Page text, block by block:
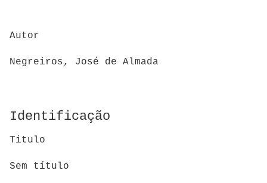
Autor
Negreiros, José de Almada
Identificação
Titulo
Sem título